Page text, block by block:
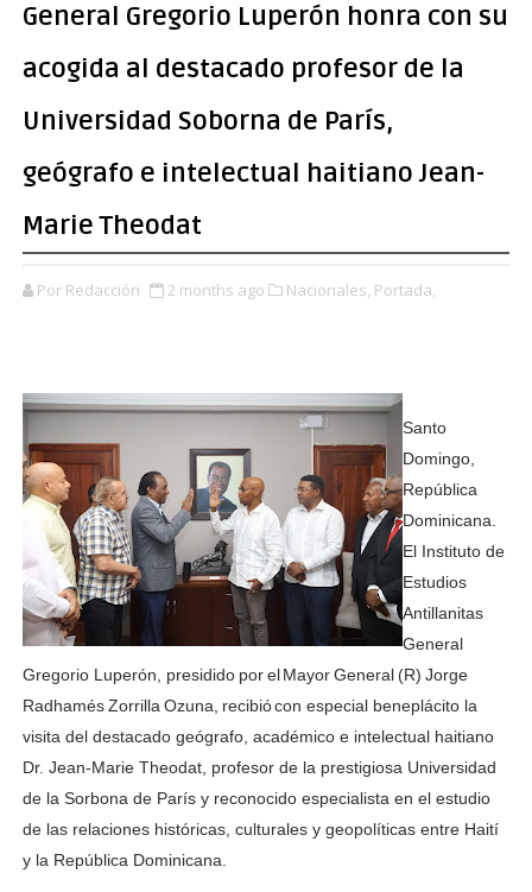
General Gregorio Luperón honra con su
acogida al destacado profesor de la
Universidad Soborna de París,
geógrafo e intelectual haitiano Jean-
Marie Theodat
Por Redacción 2 months ago Nacionales, Portada,
Santo
Domingo,
República
Dominicana.
El Instituto de
Estudios
Antillanitas
General
Gregorio Luperón, presidido por el Mayor General (R) Jorge
RadhamésZorrilla Ozuna, recibiócon especial beneplácito la
visita del destacado geógrafo, académico e intelectual haitiano
Dr. Jean-Marie Theodat, profesor de la prestigiosa Universidad
de la Sorbona de París y reconocido especialista en el estudio
de las relaciones históricas, culturales y geopolíticas entre Haití
y la República Dominicana.